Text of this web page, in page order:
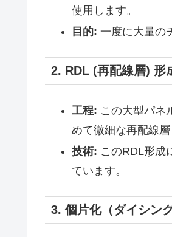
使用します。
目的: 一度に大量の
2. RDL (再配線層) 形
工程: この大型パネ
めて微細な再配線
技術: このRDL形成
ています。
3. 個片化（ダイシング